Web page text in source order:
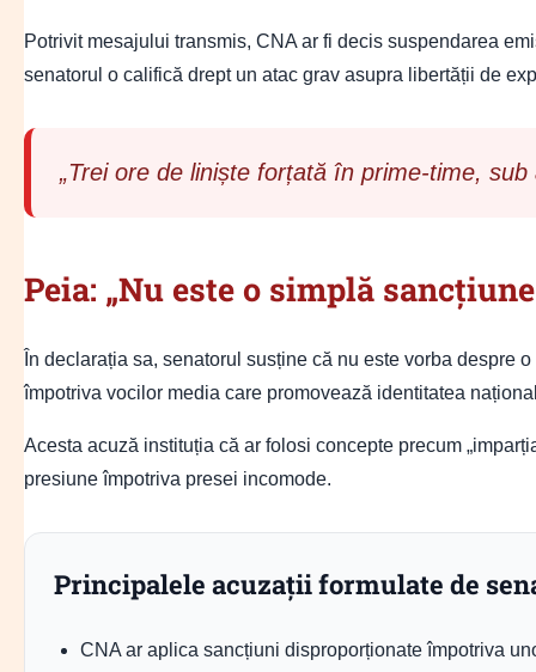
Potrivit mesajului transmis, CNA ar fi decis suspendarea
senatorul o califică drept un atac grav asupra libertății de
„Trei ore de liniște forțată în prime-time,
Peia: „Nu este o simplă
În declarația sa, senatorul susține că nu este vorba despre
împotriva vocilor media care promovează identitatea
Acesta acuză instituția că ar folosi concepte precum
presiune împotriva presei incomode.
Principalele acuzații formulate de
CNA ar aplica sancțiuni disproporționate împotriva